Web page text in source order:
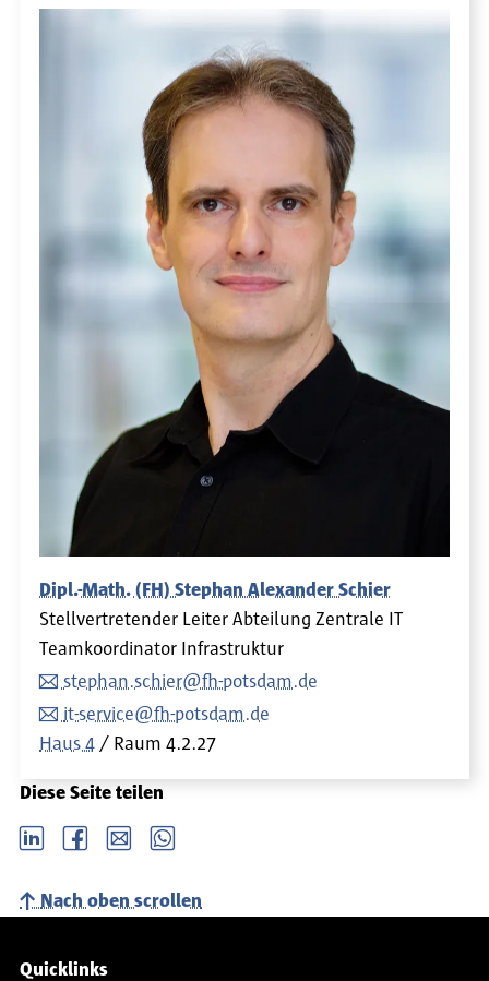
Dipl.-Math. (FH) Stephan Alexander Schier
Stellvertretender Leiter Abteilung Zentrale IT
Teamkoordinator Infrastruktur
stephan.schier@fh-potsdam.de
it-service@fh-potsdam.de
Haus 4
Raum 4.2.27
Diese Seite teilen
LinkedIn Facebook email Whatsapp
Nach oben scrollen
Service-Navigation
Quicklinks